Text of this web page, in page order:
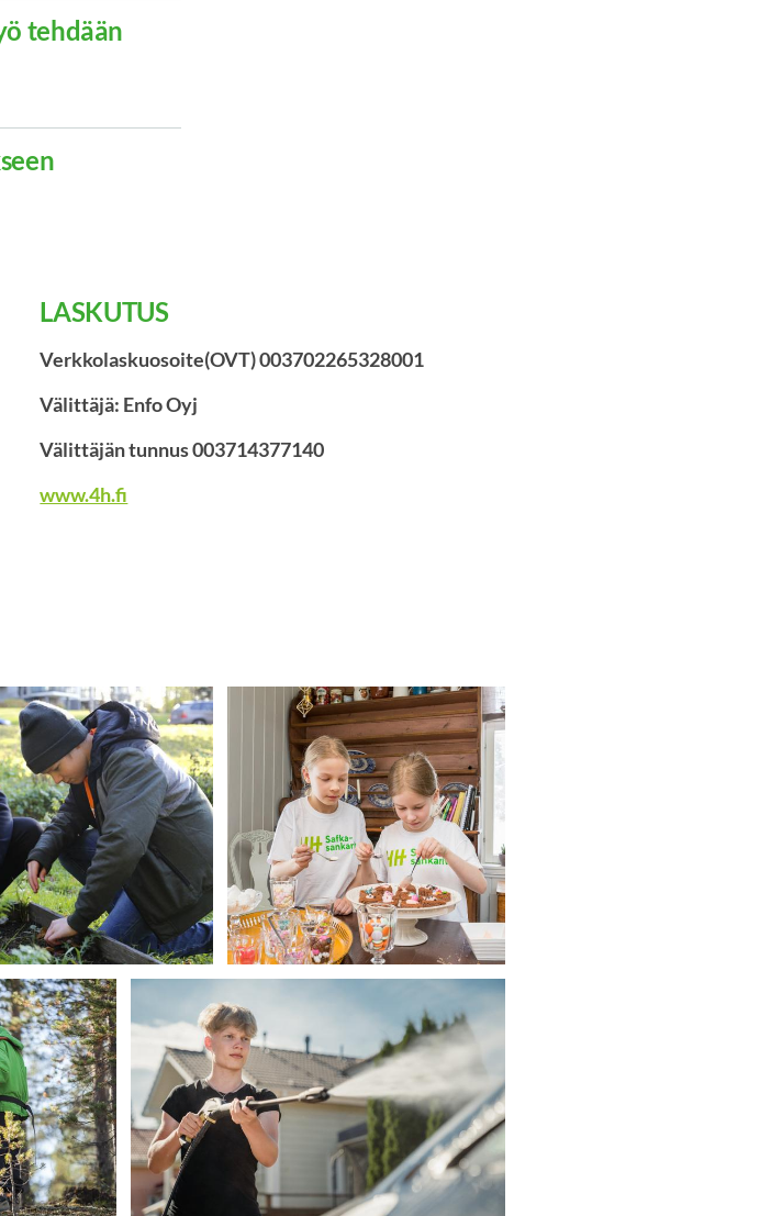
tehdään
LASKUTUS
Verkkolaskuosoite(OVT) 003702265328001
Välittäjä: Enfo Oyj
Välittäjän tunnus 003714377140
www.4h.fi